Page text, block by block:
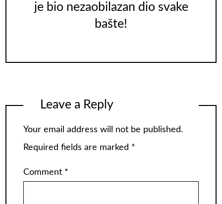
je bio nezaobilazan dio svake
bašte!
Leave a Reply
Your email address will not be published.
Required fields are marked *
Comment *